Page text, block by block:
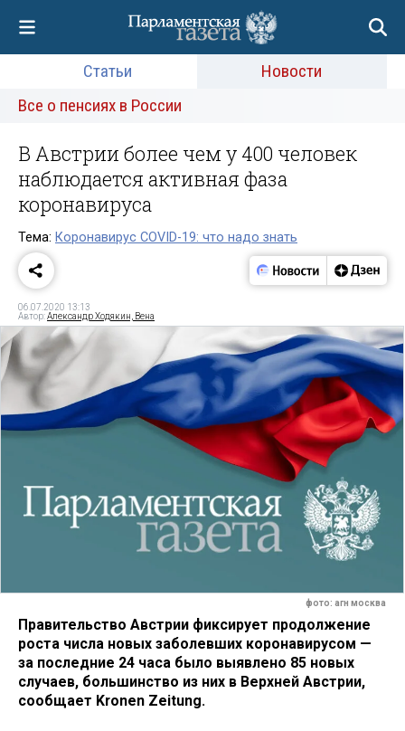
Статьи
Новости
Все о пенсиях в России
В Австрии более чем у 400 человек
наблюдается активная фаза
коронавируса
Тема: Коронавирус COVID-19: что надо знать
06.07.2020 13:13
Автор:Александр Ходякин, Вена
фото: агн москва
Правительство Австрии фиксирует продолжение
роста числа новых заболевших коронавирусом —
за последние 24 часа было выявлено 85 новых
случаев, большинство из них в Верхней Австрии,
сообщает Kronen Zeitung.